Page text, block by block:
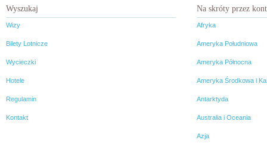
Wyszukaj
Wizy
Bilety Lotnicze
Wycieczki
Hotele
Regulamin
Kontakt
Na skróty przez
Afryka
Ameryka Południowa
Ameryka Północna
Ameryka Środkowa i
Antarktyda
Australia i Oceania
Azja